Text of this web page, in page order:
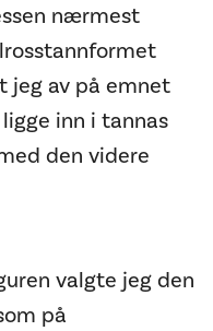
nærmest
jeg av på emnet
inn i tannas
den videre
valgte jeg den
på